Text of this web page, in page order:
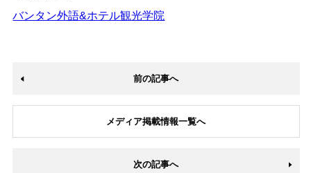
バンタン外語&ホテル観光学院
前の記事へ
メディア掲載情報一覧へ
次の記事へ